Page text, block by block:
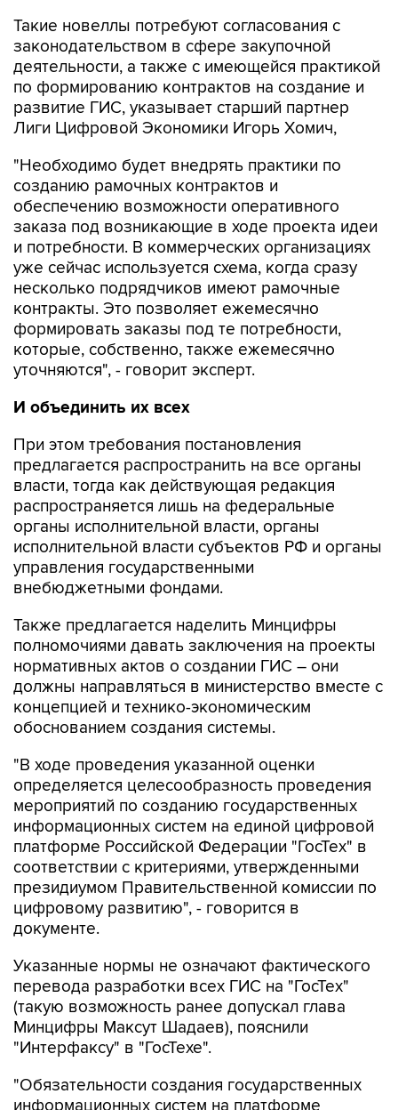
Такие новеллы потребуют согласования с
законодательством в сфере закупочной
деятельности, а также с имеющейся практикой
по формированию контрактов на создание и
развитие ГИС, указывает старший партнер
Лиги Цифровой Экономики Игорь Хомич,
"Необходимо будет внедрять практики по
созданию рамочных контрактов и
обеспечению возможности оперативного
заказа под возникающие в ходе проекта идеи
и потребности. В коммерческих организациях
уже сейчас используется схема, когда сразу
несколько подрядчиков имеют рамочные
контракты. Это позволяет ежемесячно
формировать заказы под те потребности,
которые, собственно, также ежемесячно
уточняются", - говорит эксперт.
И объединить их всех
При этом требования постановления
предлагается распространить на все органы
власти, тогда как действующая редакция
распространяется лишь на федеральные
органы исполнительной власти, органы
исполнительной власти субъектов РФ и органы
управления государственными
внебюджетными фондами.
Также предлагается наделить Минцифры
полномочиями давать заключения на проекты
нормативных актов о создании ГИС – они
должны направляться в министерство вместе с
концепцией и технико-экономическим
обоснованием создания системы.
"В ходе проведения указанной оценки
определяется целесообразность проведения
мероприятий по созданию государственных
информационных систем на единой цифровой
платформе Российской Федерации "ГосТех" в
соответствии с критериями, утвержденными
президиумом Правительственной комиссии по
цифровому развитию", - говорится в
документе.
Указанные нормы не означают фактического
перевода разработки всех ГИС на "ГосТех"
(такую возможность ранее допускал глава
Минцифры Максут Шадаев), пояснили
"Интерфаксу" в "ГосТехе".
"Обязательности создания государственных